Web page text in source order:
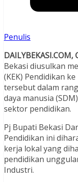
Penulis
DAILYBEKASI.COM,
Bekasi diusulkan
(KEK) Pendidikan
tersebut dalam
daya manusia
sektor pendidikan.
Pj Bupati Bekasi
Pendidikan ini
kerja lokal yang
pendidikan
Industri.